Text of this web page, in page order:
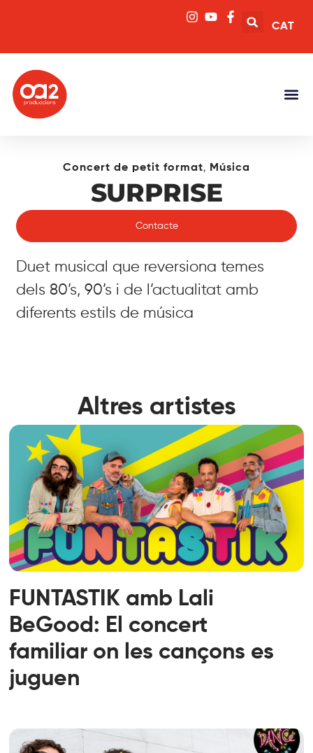
CAT
Concert de petit format, Música
SURPRISE
Contacte
Duet musical que reversiona temes
dels 80’s, 90’s i de l’actualitat amb
diferents estils de música
Altres artistes
FUNTASTIK amb Lali
BeGood: El concert
familiar on les cançons es
juguen